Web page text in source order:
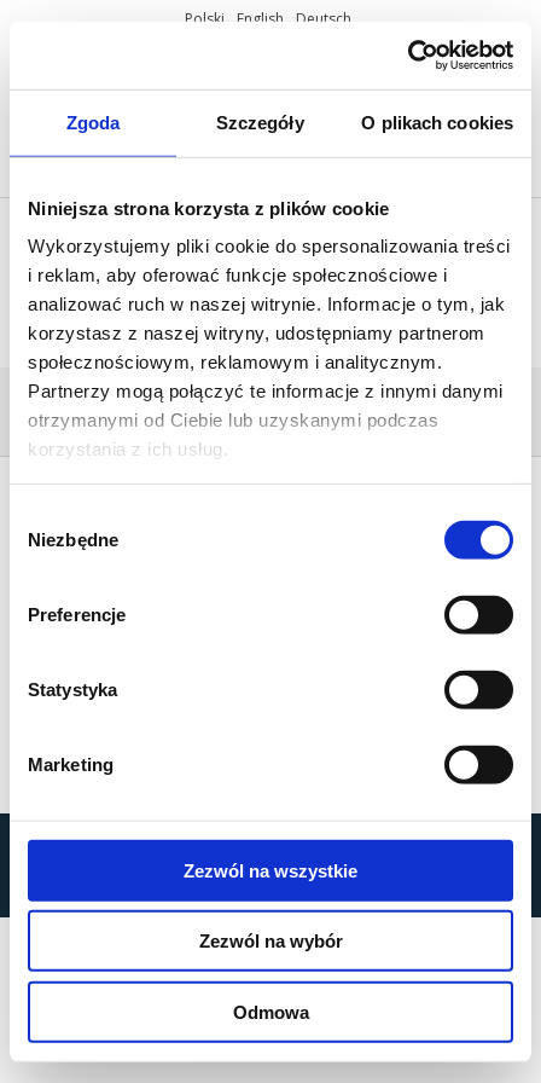
Zgoda Szczegóły O plikach cookies
Niniejsza strona korzysta z plików cookie
Wykorzystujemy pliki cookie do spersonalizowania treści
i reklam, aby oferować funkcje społecznościowe i
analizować ruch w naszej witrynie. Informacje o tym, jak
korzystasz z naszej witryny, udostępniamy partnerom
społecznościowym, reklamowym i analitycznym.
Partnerzy mogą połączyć te informacje z innymi danymi
otrzymanymi od Ciebie lub uzyskanymi podczas
korzystania z ich usług.
zgody
Niezbędne
Preferencje
Statystyka
Marketing
Zezwól na wszystkie
Zezwól na wybór
Odmowa
Polski English Deutsch
+48 61 825 81 11
info@mobilus.pl
DRUKOWANIE
Home/Mobilus M35 M /Drukowanie
byMOBILUS MOTOR© All rights reserved